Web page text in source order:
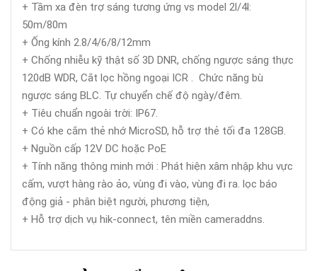
+ Tầm xa đèn trợ sáng tương ứng vs model 2l/4l:
50m/80m
+ Ống kính 2.8/4/6/8/12mm
+ Chống nhiễu kỹ thật số 3D DNR, chống ngược sáng thực
120dB WDR, Cắt lọc hồng ngoại ICR . Chức năng bù
ngược sáng BLC. Tự chuyển chế độ ngày/đêm.
+ Tiêu chuẩn ngoài trời: IP67.
+ Có khe cắm thẻ nhớ MicroSD, hỗ trợ thẻ tối đa 128GB.
+ Nguồn cấp 12V DC hoặc PoE
+ Tính năng thông minh mới : Phát hiện xâm nhập khu vực
cấm, vượt hàng rào ảo, vùng đi vào, vùng đi ra. lọc báo
động giả - phân biệt người, phương tiện,
+ Hỗ trợ dịch vụ hik-connect, tên miền cameraddns.